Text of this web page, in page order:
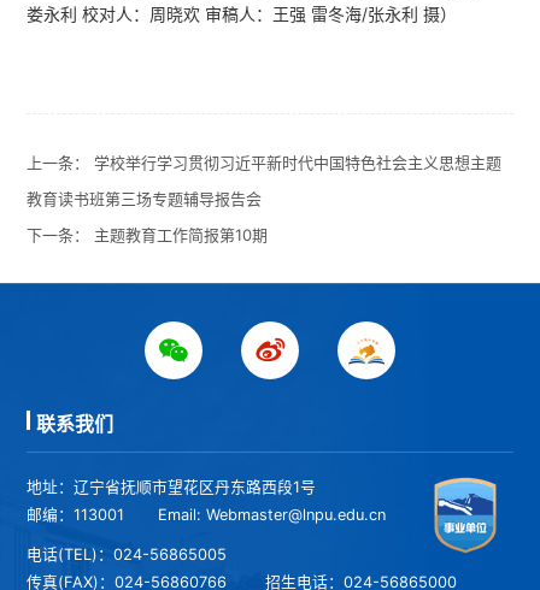
娄永利 校对人：周晓欢 审稿人：王强 雷冬海/张永利 摄）
上一条：学校举行学习贯彻习近平新时代中国特色社会主义思想主题
教育读书班第三场专题辅导报告会
下一条： 主题教育工作简报第10期
联系我们
地址：辽宁省抚顺市望花区丹东路西段1号
邮编：113001
Email: Webmaster@lnpu.edu.cn
电话(TEL)：024-56865005
传真(FAX)：024-56860766
招生电话：024-56865000